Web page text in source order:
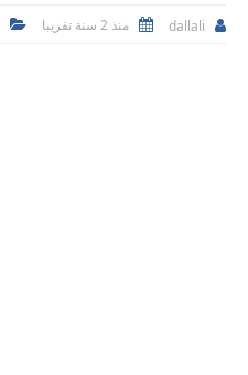

dallali
 منذ 2 سنة تقريبا 